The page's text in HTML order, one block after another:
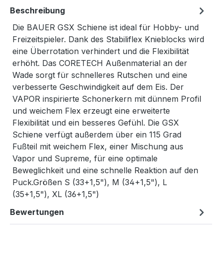
Beschreibung
Die BAUER GSX Schiene ist ideal für Hobby- und
Freizeitspieler. Dank des Stabiliflex Knieblocks wird
eine Überrotation verhindert und die Flexibilität
erhöht. Das CORETECH Außenmaterial an der
Wade sorgt für schnelleres Rutschen und eine
verbesserte Geschwindigkeit auf dem Eis. Der
VAPOR inspirierte Schonerkern mit dünnem Profil
und weichem Flex erzeugt eine erweiterte
Flexibilität und ein besseres Gefühl. Die GSX
Schiene verfügt außerdem über ein 115 Grad
Fußteil mit weichem Flex, einer Mischung aus
Vapor und Supreme, für eine optimale
Beweglichkeit und eine schnelle Reaktion auf den
Puck.Größen S (33+1,5"), M (34+1,5"), L
(35+1,5"), XL (36+1,5")
Bewertungen